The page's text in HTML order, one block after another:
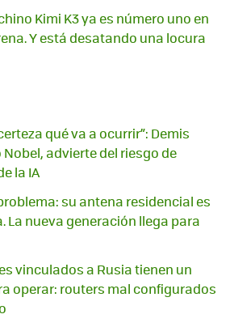
Kimi K3 ya es número uno en
Y está desatando una locura
qué va a ocurrir”: Demis
advierte del riesgo de
la IA
su antena residencial es
La nueva generación llega para
vinculados a Rusia tienen un
operar: routers mal configurados